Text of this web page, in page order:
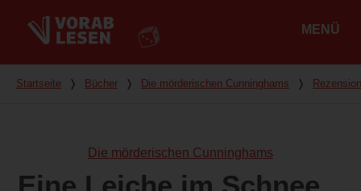
MENÜ
Du bist hier
Startseite ❭ Bücher ❭ Die mörderischen Cunninghams ❭
Die mörderischen Cunninghams